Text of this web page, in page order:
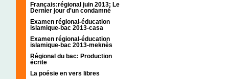
Français:régional juin 2013; Le
Dernier jour d'un condamné
Examen régional-éducation
islamique-bac 2013-casa
Examen régional-éducation
islamique-bac 2013-meknès
Régional du bac: Production
écrite
La poésie en vers libres